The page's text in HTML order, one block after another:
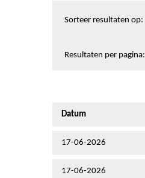
en
Sorteer resultaten op:
Resultaten per pagina:
Datum
17-06-2026
17-06-2026